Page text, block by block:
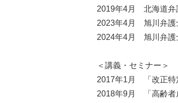
2019年4月 北海道弁
2023年4月 旭川弁護
2024年4月 旭川弁護
＜講義・セミナー＞
2017年1月 「改正特
2018年9月 「高齢者